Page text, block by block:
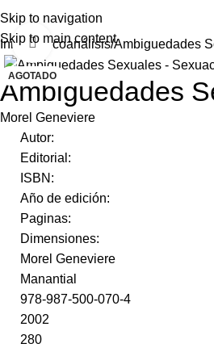
Skip to navigation
Skip to main content
Inicio Psicoanálisis Ambiguedades
AGOTADO
Click to enlarge
Ambiguedades
Morel Geneviere
Autor:
Editorial:
ISBN:
Año de edición:
Paginas:
Dimensiones:
Morel Geneviere
Manantial
978-987-500-070-4
2002
280